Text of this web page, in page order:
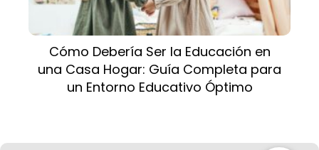
Cómo Debería Ser la Educación en
una Casa Hogar: Guía Completa para
un Entorno Educativo Óptimo